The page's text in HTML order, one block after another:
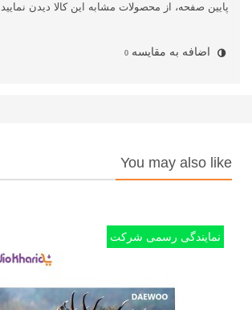
پایین صفحه، از محصولات مشابه این کالا دیدن نمایید
اضافه به مقایسه 0
You may also like
نمایندگی رسمی شرکت